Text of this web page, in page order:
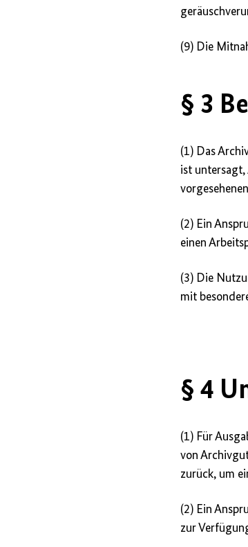
(9) Die
§ 3
(1) Das
ist
(2) Ein
einen
(3) Die
mit
§ 4
(1) Für
von
zurück, um
(2) Ein
zur